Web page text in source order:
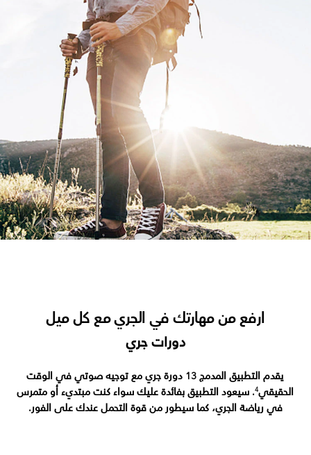
ارفع من مهارتك في الجري مع كل ميل
دورات جري
يقدم التطبيق المدمج 13 دورة جري مع توجيه صوتي في الوقت
الحقيقي4. سيعود التطبيق بفائدة عليك سواء كنت مبتديء أو متمرس
في رياضة الجري، كما سيطور من قوة التحمل عندك على الفور.